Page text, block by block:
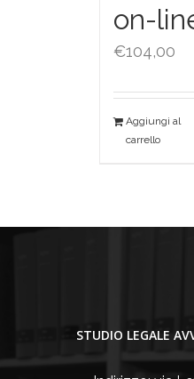
on-
€104,00
Aggiungi al
carrello
STUDIO LEGALE